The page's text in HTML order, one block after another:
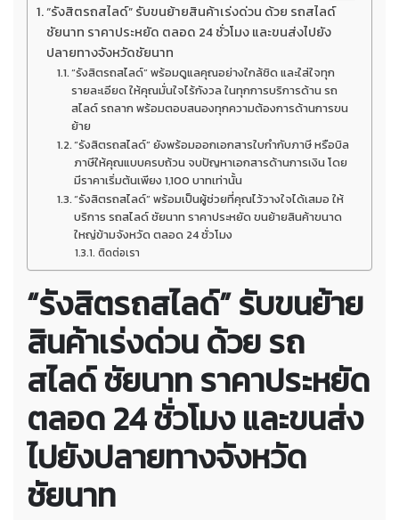
“รังสิตรถสไลด์” รับขนย้ายสินค้าเร่งด่วน ด้วย รถสไลด์
ชัยนาท ราคาประหยัด ตลอด 24 ชั่วโมง และขนส่งไปยัง
ปลายทางจังหวัดชัยนาท
“รังสิตรถสไลด์” พร้อมดูแลคุณอย่างใกล้ชิด และใส่ใจทุก
รายละเอียด ให้คุณมั่นใจไร้กังวล ในทุกการบริการด้าน รถ
สไลด์ รถลาก พร้อมตอบสนองทุกความต้องการด้านการขน
ย้าย
“รังสิตรถสไลด์” ยังพร้อมออกเอกสารใบกำกับภาษี หรือบิล
ภาษีให้คุณแบบครบถ้วน จบปัญหาเอกสารด้านการเงิน โดย
มีราคาเริ่มต้นเพียง 1,100 บาทเท่านั้น
“รังสิตรถสไลด์” พร้อมเป็นผู้ช่วยที่คุณไว้วางใจได้เสมอ ให้
บริการ รถสไลด์ ชัยนาท ราคาประหยัด ขนย้ายสินค้าขนาด
ใหญ่ข้ามจังหวัด ตลอด 24 ชั่วโมง
ติดต่อเรา
“รังสิตรถสไลด์” รับขนย้าย
สินค้าเร่งด่วน ด้วยรถ
สไลด์ ชัยนาท ราคาประหยัด
ตลอด 24 ชั่วโมง และขนส่ง
ไปยังปลายทางจังหวัด
ชัยนาท